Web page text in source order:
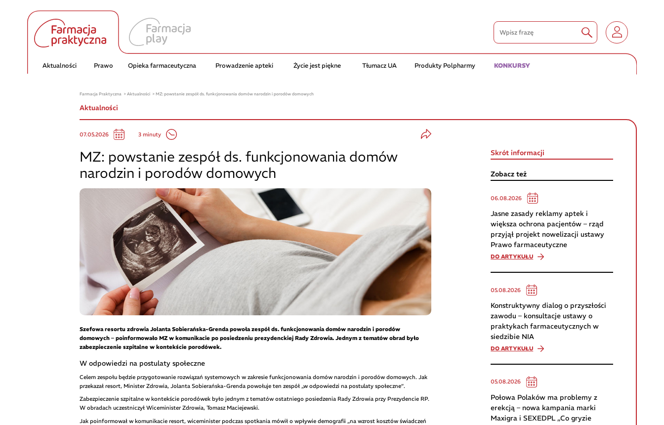
Aktualności Prawo Opieka farmaceutyczna Prowadzenie apteki Życie jest piękne Tłumacz UA Produkty Polpharmy KONKURSY
Farmacja Praktyczna Aktualności MZ: powstanie zespół ds. funkcjonowania domów narodzin i porodów domowych
Aktualności
07.05.2026 3 minuty
MZ: powstanie zespół ds. funkcjonowania domów
narodzin i porodów domowych
Szefowa resortu zdrowia Jolanta Sobierańska-Grenda powoła zespół ds. funkcjonowania domów narodzin i porodów
domowych – poinformowało MZ w komunikacie po posiedzeniu prezydenckiej Rady Zdrowia. Jednym z tematów obrad było
zabezpieczenie szpitalne w kontekście porodówek.
W odpowiedzi na postulaty społeczne
Celem zespołu będzie przygotowanie rozwiązań systemowych w zakresie funkcjonowania domów narodzin i porodów domowych. Jak
przekazał resort, Minister Zdrowia, Jolanta Sobierańska-Grenda powołuje ten zespół „w odpowiedzi na postulaty społeczne”.
Zabezpieczenie szpitalne w kontekście porodówek było jednym z tematów ostatniego posiedzenia Rady Zdrowia przy Prezydencie RP.
W obradach uczestniczył Wiceminister Zdrowia, Tomasz Maciejewski.
Jak poinformował w komunikacie resort, wiceminister podczas spotkania mówił o wpływie demografii „na wzrost kosztów świadczeń
Skrót informacji
Zobacz też
06.08.2026
Jasne zasady reklamy aptek i
większa ochrona pacjentów – rząd
przyjął projekt nowelizacji ustawy
Prawo farmaceutyczne
DO ARTYKUŁU
05.08.2026
Konstruktywny dialog o przyszłości
zawodu – konsultacje ustawy o
praktykach farmaceutycznych w
siedzibie NIA
DO ARTYKUŁU
05.08.2026
Połowa Polaków ma problemy z
erekcją – nowa kampania marki
Maxigra i SEXEDPL „Co gryzie